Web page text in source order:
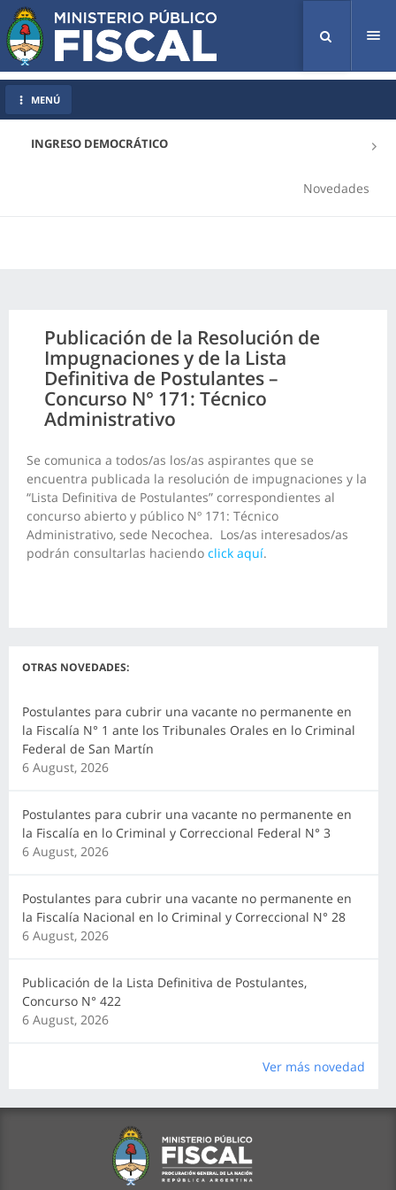
INGRESO DEMOCRÁTICO
Novedades
MENÚ
Publicación de la Resolución de
Impugnaciones y de la Lista
Definitiva de Postulantes –
Concurso N° 171: Técnico
Administrativo
Se comunica a todos/as los/as aspirantes que se
encuentra publicada la resolución de impugnaciones y la
“Lista Definitiva de Postulantes” correspondientes al
concurso abierto y público Nº 171: Técnico
Administrativo, sede Necochea. Los/as interesados/as
podrán consultarlas haciendo click aquí.
OTRAS NOVEDADES:
Postulantes para cubrir una vacante no permanente en
la Fiscalía N° 1 ante los Tribunales Orales en lo Criminal
Federal de San Martín
6 August, 2026
Postulantes para cubrir una vacante no permanente en
la Fiscalía en lo Criminal y Correccional Federal N° 3
6 August, 2026
Postulantes para cubrir una vacante no permanente en
la Fiscalía Nacional en lo Criminal y Correccional N° 28
6 August, 2026
Publicación de la Lista Definitiva de Postulantes,
Concurso N° 422
6 August, 2026
Ver más novedad